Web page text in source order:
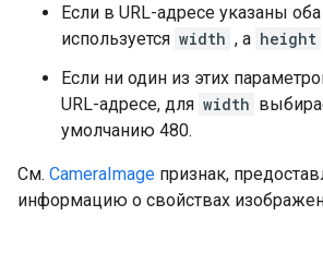
Если в URL-адресе указаны
используется width , а height
Если ни один из этих
URL-адресе, для width
умолчанию 480.
См. CameraImage признак,
информацию о свойствах